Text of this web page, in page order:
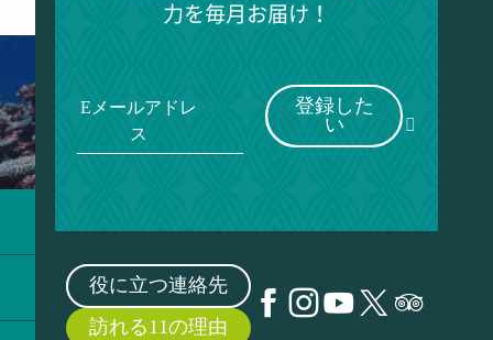
力を毎月お届け！
Eメールアドレ
ス
登録した
い
役に立つ連絡先
訪れる11の理由